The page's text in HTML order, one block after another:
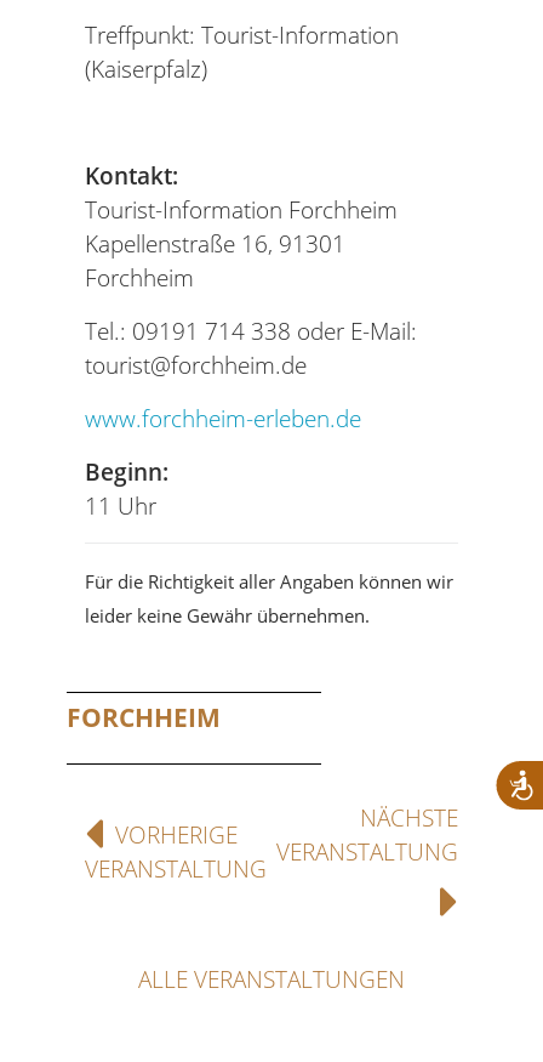
Treffpunkt: Tourist-Information
(Kaiserpfalz)
Kontakt:
Tourist-Information Forchheim
Kapellenstraße 16, 91301
Forchheim
Tel.: 09191 714 338 oder E-Mail:
tourist@forchheim.de
www.forchheim-erleben.de
Beginn:
11 Uhr
Für die Richtigkeit aller Angaben können wir
leider keine Gewähr übernehmen.
FORCHHEIM
VORHERIGE
VERANSTALTUNG
NÄCHSTE
VERANSTALTUNG
ALLE VERANSTALTUNGEN